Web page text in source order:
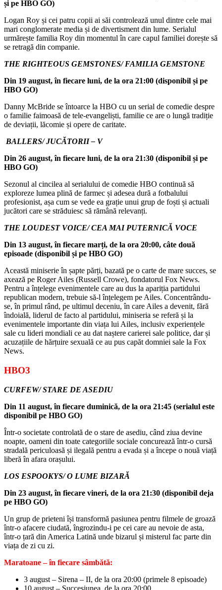
și pe HBO GO)
Logan Roy și cei patru copii ai săi controlează unul dintre cele mai
mari conglomerate media și de divertisment din lume. Serialul
urmărește familia Roy din momentul în care capul familiei dorește să
se retragă din companie.
THE RIGHTEOUS GEMSTONES/ FAMILIA GEMSTONE
Din 19 august, în fiecare luni, de la ora 21:00 (disponibil și pe
HBO GO)
Danny McBride se întoarce la HBO cu un serial de comedie despre
o familie faimoasă de tele-evangeliști, familie ce are o lungă tradiție
de deviații, lăcomie și opere de caritate.
BALLERS/ JUCĂTORII – V
Din 26 august, în fiecare luni, de la ora 21:30 (disponibil și pe
HBO GO)
Sezonul al cincilea al serialului de comedie HBO continuă să
exploreze lumea plină de farmec și adesea dură a fotbalului
profesionist, așa cum se vede ea grație unui grup de foști și actuali
jucători care se străduiesc să rămână relevanți.
THE LOUDEST VOICE/ CEA MAI PUTERNICĂ VOCE
Din 13 august, în fiecare marți, de la ora 20:00, câte două
episoade (disponibil și pe HBO GO)
Această miniserie în șapte părți, bazată pe o carte de mare succes, se
axează pe Roger Ailes (Russell Crowe), fondatorul Fox News.
Pentru a înțelege evenimentele care au dus la apariția partidului
republican modern, trebuie să-l înțelegem pe Ailes. Concentrându-
se, în primul rând, pe ultimul deceniu, în care Ailes a devenit, fără
îndoială, liderul de facto al partidului, miniseria se referă și la
evenimentele importante din viața lui Ailes, inclusiv experiențele
sale cu lideri mondiali ce au dat naștere carierei sale politice, dar și
acuzațiile de hărțuire sexuală ce au pus capăt domniei sale la Fox
News.
HBO3
CURFEW/ STARE DE ASEDIU
Din 11 august, în fiecare duminică, de la ora 21:45 (serialul este
disponibil pe HBO GO)
Într-o societate controlată de o stare de asediu, când ziua devine
noapte, oameni din toate categoriile sociale concurează într-o cursă
stradală periculoasă și ilegală pentru a evada și a începe o nouă viață
liberă în afara orașului.
LOS ESPOOKYS/ O LUME BIZARĂ
Din 23 august, în fiecare vineri, de la ora 21:30 (disponibil deja
pe HBO GO)
Un grup de prieteni își transformă pasiunea pentru filmele de groază
într-o afacere ciudată, îngrozindu-i pe cei care au nevoie de asta,
într-o țară din America Latină unde bizarul și misterul fac parte din
viața de zi cu zi.
Maratoane – în fiecare sâmbătă:
3 august – Sirena – II, de la ora 20:00 (primele 8 episoade)
10 august – Succesiunea, de la ora 20:00